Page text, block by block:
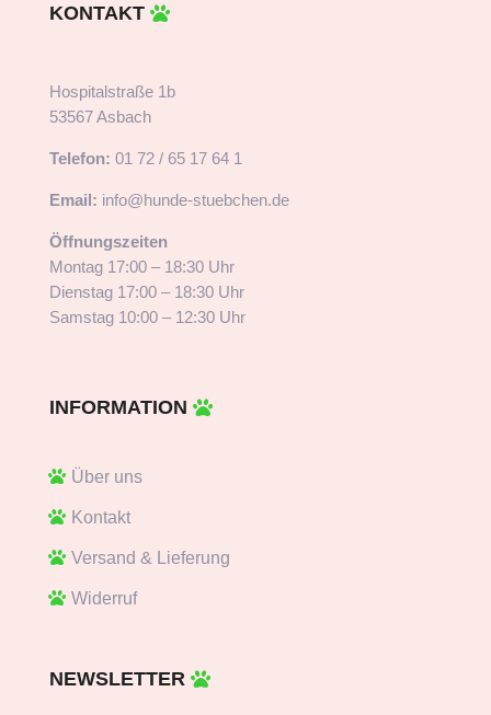
KONTAKT
Hospitalstraße 1b
53567 Asbach
Telefon: 01 72 / 65 17 64 1
Email: info@hunde-stuebchen.de
Öffnungszeiten
Montag 17:00 – 18:30 Uhr
Dienstag 17:00 – 18:30 Uhr
Samstag 10:00 – 12:30 Uhr
INFORMATION
Über uns
Kontakt
Versand & Lieferung
Widerruf
NEWSLETTER